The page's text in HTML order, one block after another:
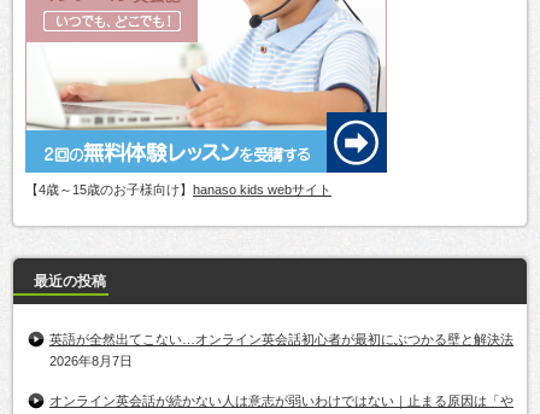
【4歳～15歳のお子様向け】 hanaso kids webサイト
最近の投稿
英語が全然出てこない…オンライン英会話初心者が最初にぶつかる壁と解決法
2026年8月7日
オンライン英会話が続かない人は意志が弱いわけではない｜止まる原因は「や